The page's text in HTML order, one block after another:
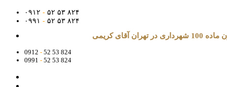
۰۹۱۲ - ۵۲ ۵۳ ۸۲۴
۰۹۹۱ - ۵۲ ۵۳ ۸۲۴
کریمی
0912 - 52 53 824
0991 - 52 53 824